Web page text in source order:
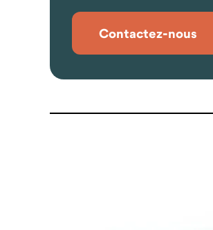
Contactez-nous